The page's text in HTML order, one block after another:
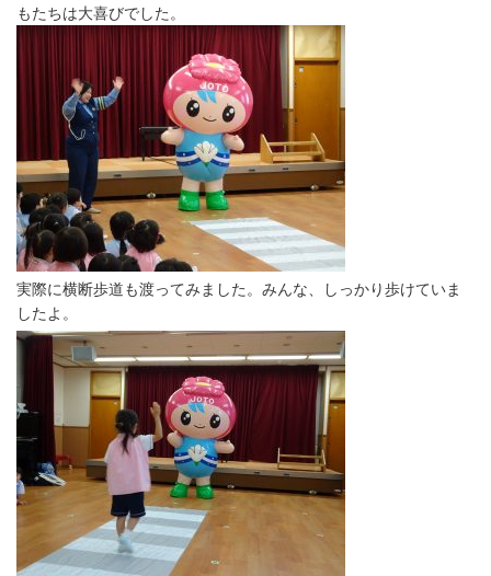
もたちは大喜びでした。
実際に横断歩道も渡ってみました。みんな、しっかり歩けていま
したよ。